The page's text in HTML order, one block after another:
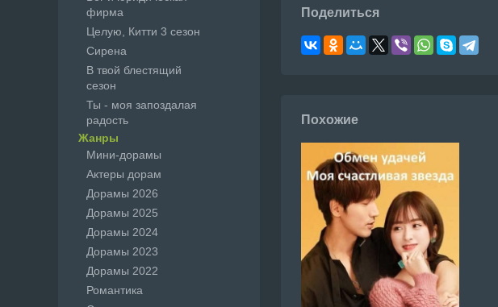
Поделиться
Похожие
фирма
Целую, Китти 3 сезон
Сирена
В твой блестящий
сезон
Ты - моя запоздалая
радость
Жанры
Мини-дорамы
Актеры дорам
Дорамы 2026
Дорамы 2025
Дорамы 2024
Дорамы 2023
Дорамы 2022
Романтика